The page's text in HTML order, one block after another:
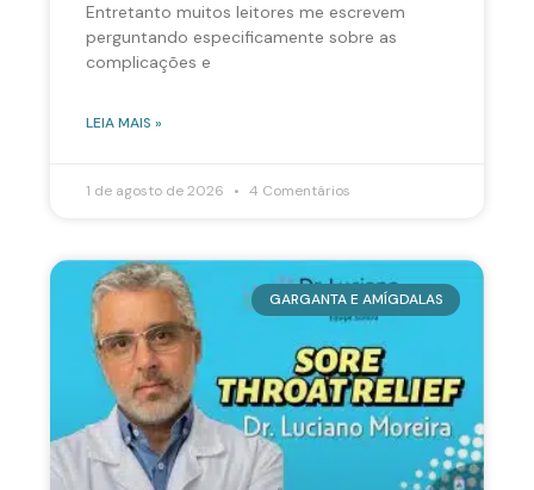
Entretanto muitos leitores me escrevem
perguntando especificamente sobre as
complicações e
LEIA MAIS »
1 de agosto de 2026 4 Comentários
GARGANTA E AMÍGDALAS